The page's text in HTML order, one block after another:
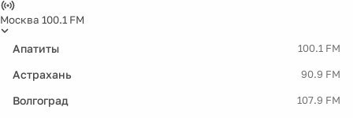
Москва 100.1 FM
Апатиты 100.1 FM
Астрахань 90.9 FM
Волгоград 107.9 FM